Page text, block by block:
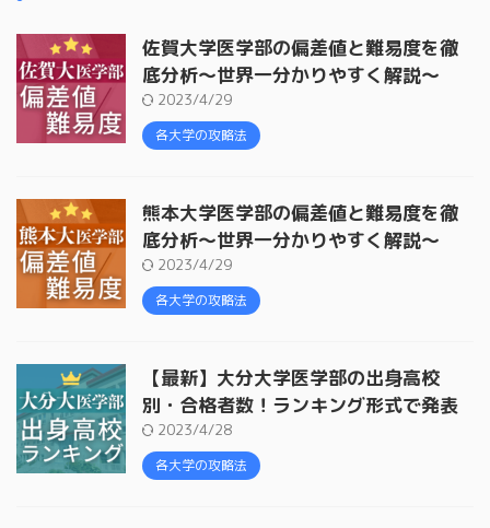
佐賀大学医学部の偏差値と難易度を徹
底分析〜世界一分かりやすく解説〜
2023/4/29
各大学の攻略法
熊本大学医学部の偏差値と難易度を徹
底分析〜世界一分かりやすく解説〜
2023/4/29
各大学の攻略法
【最新】大分大学医学部の出身高校
別・合格者数！ランキング形式で発表
2023/4/28
各大学の攻略法